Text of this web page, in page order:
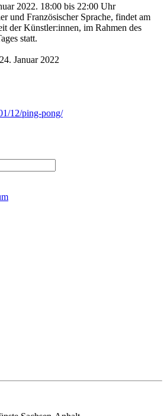
2022. 18:00 bis 22:00 Uhr
und Französischer Sprache, findet am
der Künstler:innen, im Rahmen des
statt.
Januar 2022
12/ping-pong/